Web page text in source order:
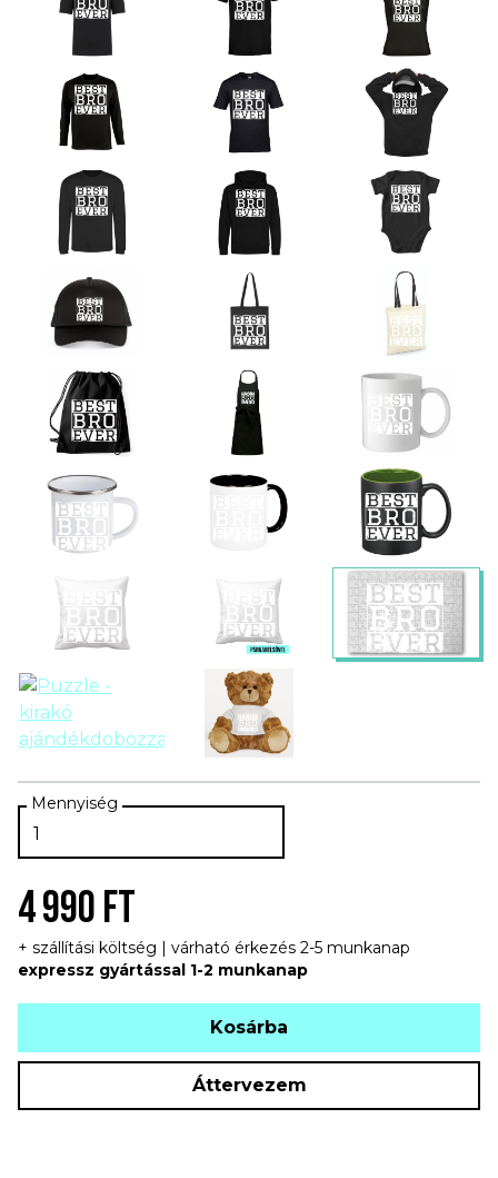
4 990 FT
+ szállítási költség | várható érkezés 2-5 munkanap
expressz gyártással 1-2 munkanap
Kosárba
Áttervezem